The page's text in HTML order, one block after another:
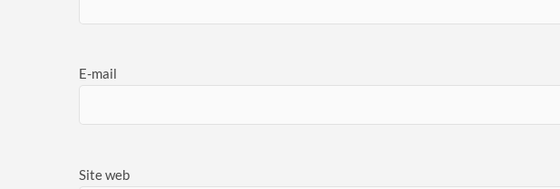
E-mail
Site web